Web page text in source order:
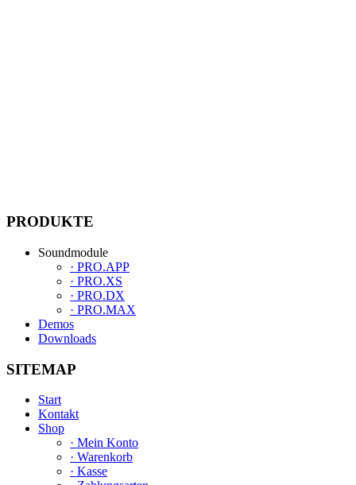
PRODUKTE
Soundmodule
· PRO.APP
· PRO.XS
· PRO.DX
· PRO.MAX
Demos
Downloads
SITEMAP
Start
Kontakt
Shop
· Mein Konto
· Warenkorb
· Kasse